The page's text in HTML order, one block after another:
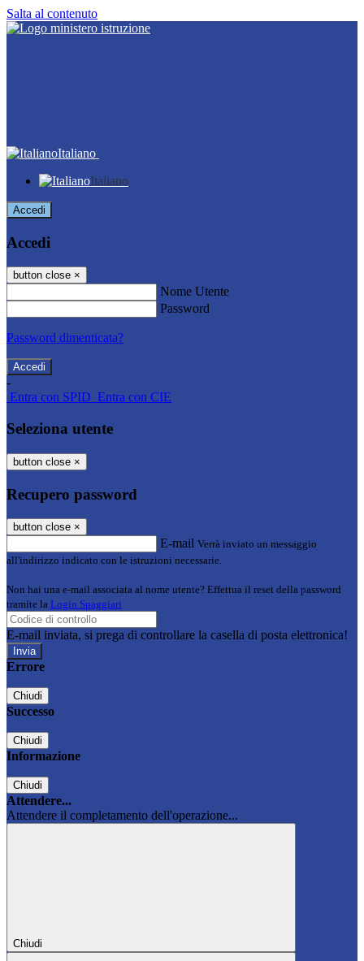
Salta al contenuto
Italiano
Italiano
Accedi
Accedi
button close ×
Nome Utente
Password
Password dimenticata?
-
Entra con SPID Entra con CIE
Seleziona utente
button close ×
Recupero password
button close ×
E-mail Verrà inviato un messaggio
all'indirizzo indicato con le istruzioni necessarie.
Non hai una e-mail associata al nome utente? Effettua il reset della password
tramite la Login Spaggiari
E-mail inviata, si prega di controllare la casella di posta elettronica!
Errore
Chiudi
Successo
Chiudi
Informazione
Chiudi
Attendere...
Attendere il completamento dell'operazione...
Chiudi